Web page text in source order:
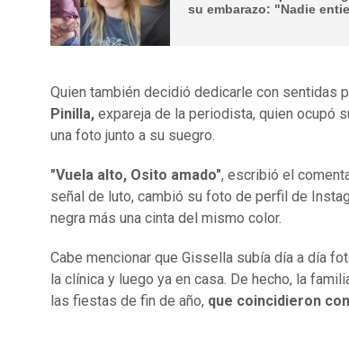
su embarazo: "Nadie
Quien también decidió dedicarle con sentidas
Pinilla, expareja de la periodista, quien ocupó
una foto junto a su suegro.
"Vuela alto, Osito amado", escribió el
señal de luto, cambió su foto de perfil de
negra más una cinta del mismo color.
Cabe mencionar que Gissella subía día a día
la clínica y luego ya en casa. De hecho, la
las fiestas de fin de año, que coincidieron